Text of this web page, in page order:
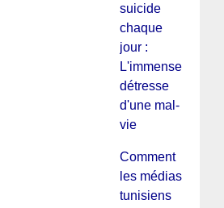
suicide
chaque
jour :
L'immense
détresse
d'une mal-
vie
Comment
les médias
tunisiens